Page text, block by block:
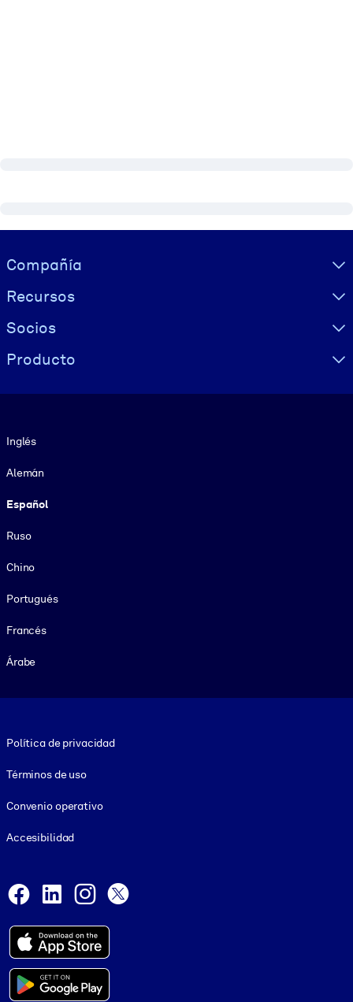
Visually hidden Text
Compañía
Recursos
Socios
Producto
Inglés
Alemán
Español
Ruso
Chino
Portugués
Francés
Árabe
Política de privacidad
Términos de uso
Convenio operativo
Accesibilidad
Facebook
LinkedInInstagram